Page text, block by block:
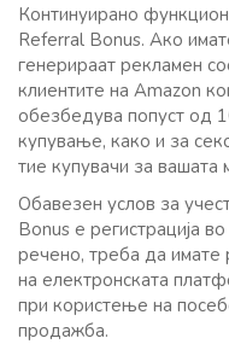
Континуирано
Referral Bonus. Ако
генерираат рекламен
клиентите на Amazon
обезбедува попуст од
купување, како и за
тие купувачи за
Обавезен услов за
Bonus е регистрација
речено, треба да имате
на електронската
при користење на
продажба.